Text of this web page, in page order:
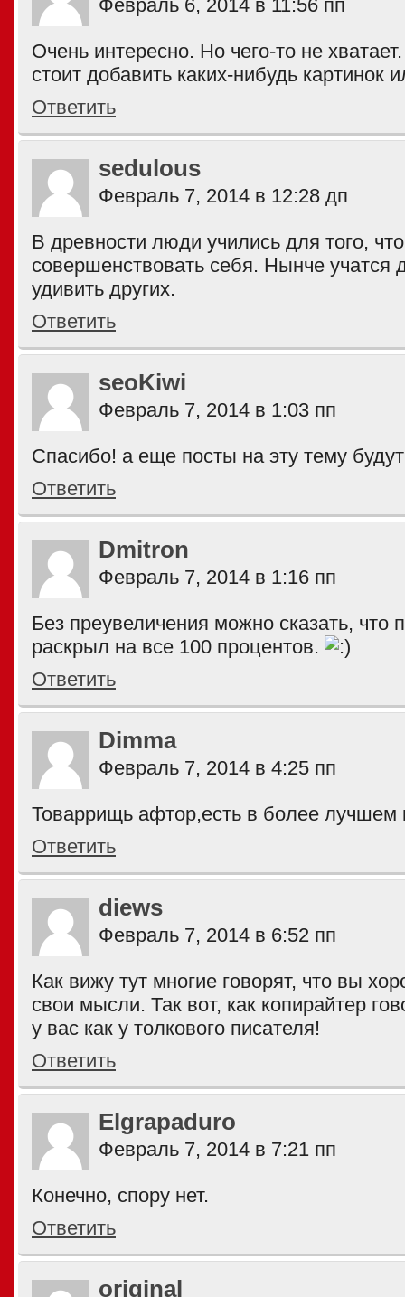
Февраль 6, 2014 в 11:56 пп
Очень интересно. Но чего-то не
стоит добавить каких-нибудь картинок
Ответить
sedulous
Февраль 7, 2014 в 12:28 дп
В древности люди учились для того,
совершенствовать себя. Нынче учатся
удивить других.
Ответить
seoKiwi
Февраль 7, 2014 в 1:03 пп
Спасибо! а еще посты на эту тему
Ответить
Dmitron
Февраль 7, 2014 в 1:16 пп
Без преувеличения можно сказать, что
раскрыл на все 100 процентов.
Ответить
Dimma
Февраль 7, 2014 в 4:25 пп
Товаррищь афтор,есть в более лучшем
Ответить
diews
Февраль 7, 2014 в 6:52 пп
Как вижу тут многие говорят, что вы
свои мысли. Так вот, как копирайтер
у вас как у толкового писателя!
Ответить
Elgrapaduro
Февраль 7, 2014 в 7:21 пп
Конечно, спору нет.
Ответить
original